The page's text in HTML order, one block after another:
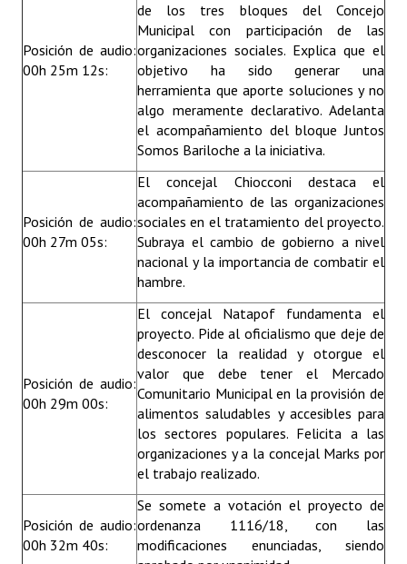
Posición de audio:
00h 25m 12s:
de los tres bloques del Concejo
Municipal con participación de las
organizaciones sociales. Explica que el
objetivo ha sido generar una
herramienta que aporte soluciones y no
algo meramente declarativo. Adelanta
el acompañamiento del bloque Juntos
Somos Bariloche a la iniciativa.
Posición de audio:
00h 27m 05s:
El concejal Chiocconi destaca el
acompañamiento de las organizaciones
sociales en el tratamiento del proyecto.
Subraya el cambio de gobierno a nivel
nacional y la importancia de combatir el
hambre.
Posición de audio:
00h 29m 00s:
El concejal Natapof fundamenta el
proyecto. Pide al oficialismo que deje de
desconocer la realidad y otorgue el
valor que debe tener el Mercado
Comunitario Municipal en la provisión de
alimentos saludables y accesibles para
los sectores populares. Felicita a las
organizaciones y a la concejal Marks por
el trabajo realizado.
Posición de audio:
00h 32m 40s:
Se somete a votación el proyecto de
ordenanza 1116/18, con las
modificaciones enunciadas, siendo